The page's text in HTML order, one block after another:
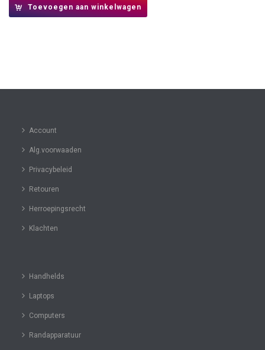
Toevoegen aan winkelwagen
Account
Alg.voorwaaden
Privacybeleid
Retouren
Herroepingsrecht
Klachten
Handhelds
Laptops
Computers
Randapparatuur